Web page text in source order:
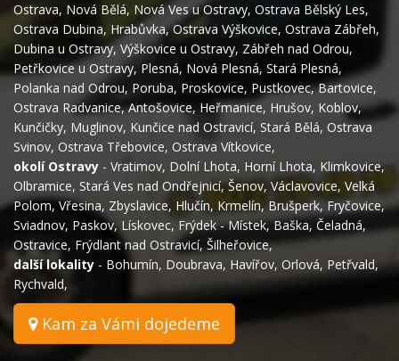
Ostrava, Nová Bělá, Nová Ves u Ostravy, Ostrava Bělský Les,
Ostrava Dubina, Hrabůvka,Ostrava Výškovice, Ostrava Zábřeh,
Dubina u Ostravy, Výškovice u Ostravy, Zábřeh nad Odrou,
Petřkovice u Ostravy, Plesná, Nová Plesná, Stará Plesná,
Polanka nad Odrou, Poruba, Proskovice, Pustkovec,Bartovice,
Ostrava Radvanice,Antošovice, Heřmanice, Hrušov, Koblov,
Kunčičky, Muglinov, Kunčice nad Ostravicí, Stará Bělá, Ostrava
Svinov, Ostrava Třebovice, Ostrava Vítkovice,
okolí Ostravy - Vratimov, Dolní Lhota, Horní Lhota, Klimkovice,
Olbramice, Stará Ves nad Ondřejnicí,Šenov,Václavovice, Velká
Polom,Vřesina, Zbyslavice, Hlučín, Krmelín,Brušperk,Fryčovice,
Sviadnov, Paskov, Lískovec, Frýdek - Místek,Baška, Čeladná,
Ostravice, Frýdlant nad Ostravicí, Šilheřovice,
další lokality - Bohumín, Doubrava, Havířov, Orlová, Petřvald,
Rychvald,
Kam za Vámi dojedeme